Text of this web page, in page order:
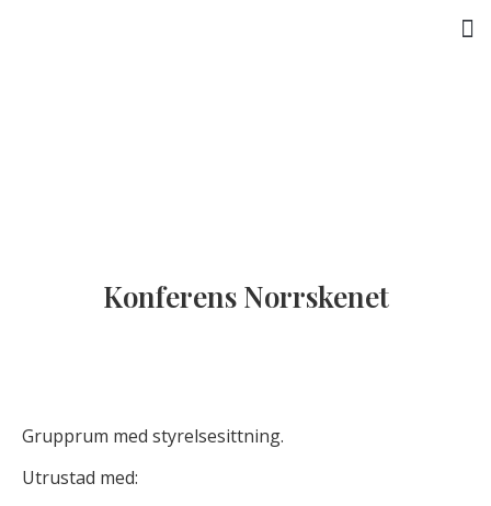
Konferens Norrskenet
Grupprum med styrelsesittning.
Utrustad med: